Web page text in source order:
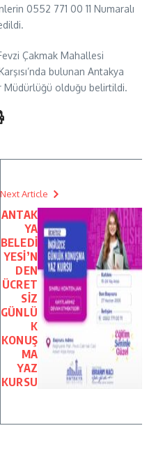
0552 771 00 11 Numaralı
Çakmak Mahallesi
bulunan Antakya
Müdürlüğü olduğu belirtildi.
Next Article
ANTAK
YA
BELEDİ
YESİ’N
DEN
ÜCRET
SİZ
GÜNLÜ
K
KONUŞ
MA
YAZ
KURSU